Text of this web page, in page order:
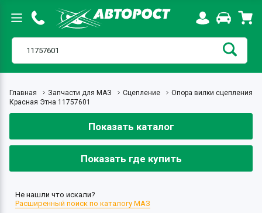
Главная Запчасти для МАЗ Сцепление
Опора вилки сцепления
Красная Этна 11757601
Показать каталог
Показать где купить
Не нашли что искали?
Расширенный поиск по каталогу МАЗ